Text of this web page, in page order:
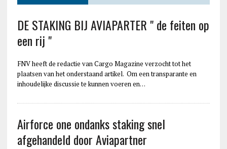
DE STAKING BIJ AVIAPARTER " de feiten op
een rij "
FNV heeft de redactie van Cargo Magazine verzocht tot het
plaatsen van het onderstaand artikel. Om een transparante en
inhoudelijke discussie te kunnen voeren en…
Airforce one ondanks staking snel
afgehandeld door Aviapartner